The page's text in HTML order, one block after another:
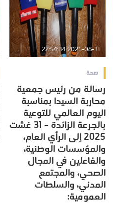
2025-08-31 22:54:34
صحة
رسالة من رئيس جمعية
محاربة السيدا بمناسبة
اليوم العالمي للتوعية
بالجرعة الزائدة – 31 غشت
2025 إلى الرأي العام،
والمؤسسات الوطنية،
والفاعلين في المجال
الصحي، والمجتمع
المدني، والسلطات
العمومية: